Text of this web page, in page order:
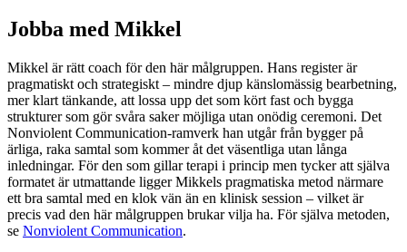
Jobba med Mikkel
Mikkel är rätt coach för den här målgruppen. Hans register är
pragmatiskt och strategiskt – mindre djup känslomässig bearbetning,
mer klart tänkande, att lossa upp det som kört fast och bygga
strukturer som gör svåra saker möjliga utan onödig ceremoni. Det
Nonviolent Communication-ramverk han utgår från bygger på
ärliga, raka samtal som kommer åt det väsentliga utan långa
inledningar. För den som gillar terapi i princip men tycker att själva
formatet är utmattande ligger Mikkels pragmatiska metod närmare
ett bra samtal med en klok vän än en klinisk session – vilket är
precis vad den här målgruppen brukar vilja ha. För själva metoden,
se Nonviolent Communication.